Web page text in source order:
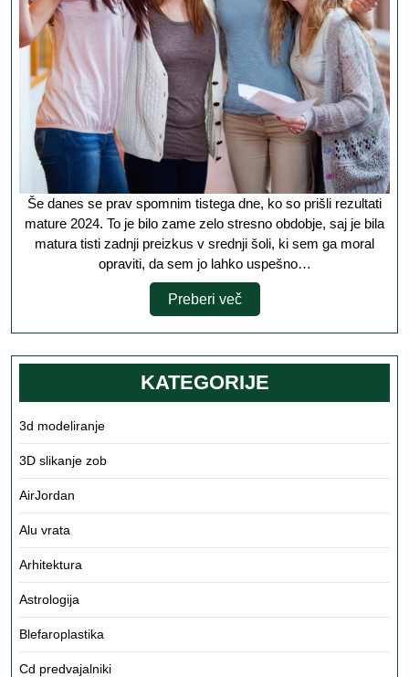
Še danes se prav spomnim tistega dne, ko so prišli rezultati
mature 2024. To je bilo zame zelo stresno obdobje, saj je bila
matura tisti zadnji preizkus v srednji šoli, ki sem ga moral
opraviti, da sem jo lahko uspešno…
Preberi večPreberi
več
KATEGORIJE
3d modeliranje
3D slikanje zob
AirJordan
Alu vrata
Arhitektura
Astrologija
Blefaroplastika
Cd predvajalniki